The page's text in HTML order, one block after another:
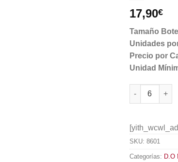
17,90€
Tamaño
Unidades
Precio por
Unidad
Príncipe de
SKU: 8601
Categorías: D.O